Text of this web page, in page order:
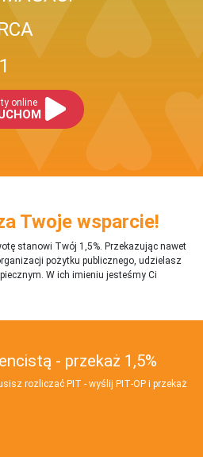
online
Twoje wsparcie!
stanowi Twój 1,5%. Przekazując nawet
pożytku publicznego, udzielasz
W ich imieniu jesteśmy Ci
- przekaż 1,5%
rozliczać PIT - wyślij PIT‑OP i przekaż